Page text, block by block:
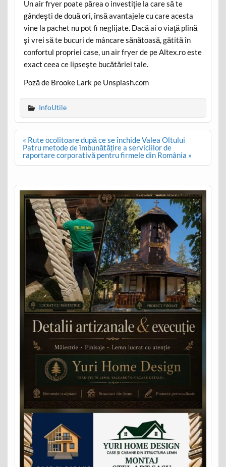
Un air fryer poate părea o investiţie la care să te
gândeşti de două ori, însă avantajele cu care acesta
vine la pachet nu pot fi neglijate. Dacă ai o viaţă plină
şi vrei să te bucuri de mâncare sănătoasă, gătită în
confortul propriei case, un air fryer de pe Altex.ro este
exact ceea ce lipseşte bucătăriei tale.
Poză de Brooke Lark pe Unsplash.com
InfoUtile
Post
navigation
« Rute ocolitoare după ce se închide Valea Oltului
Patru metode de îmbunătățire a serviciilor de
raportare corporativă pentru firmele din România »